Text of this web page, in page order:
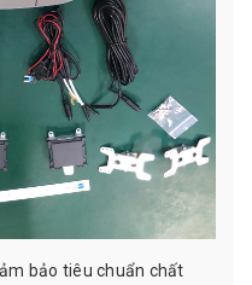
bảo tiêu chuẩn chất